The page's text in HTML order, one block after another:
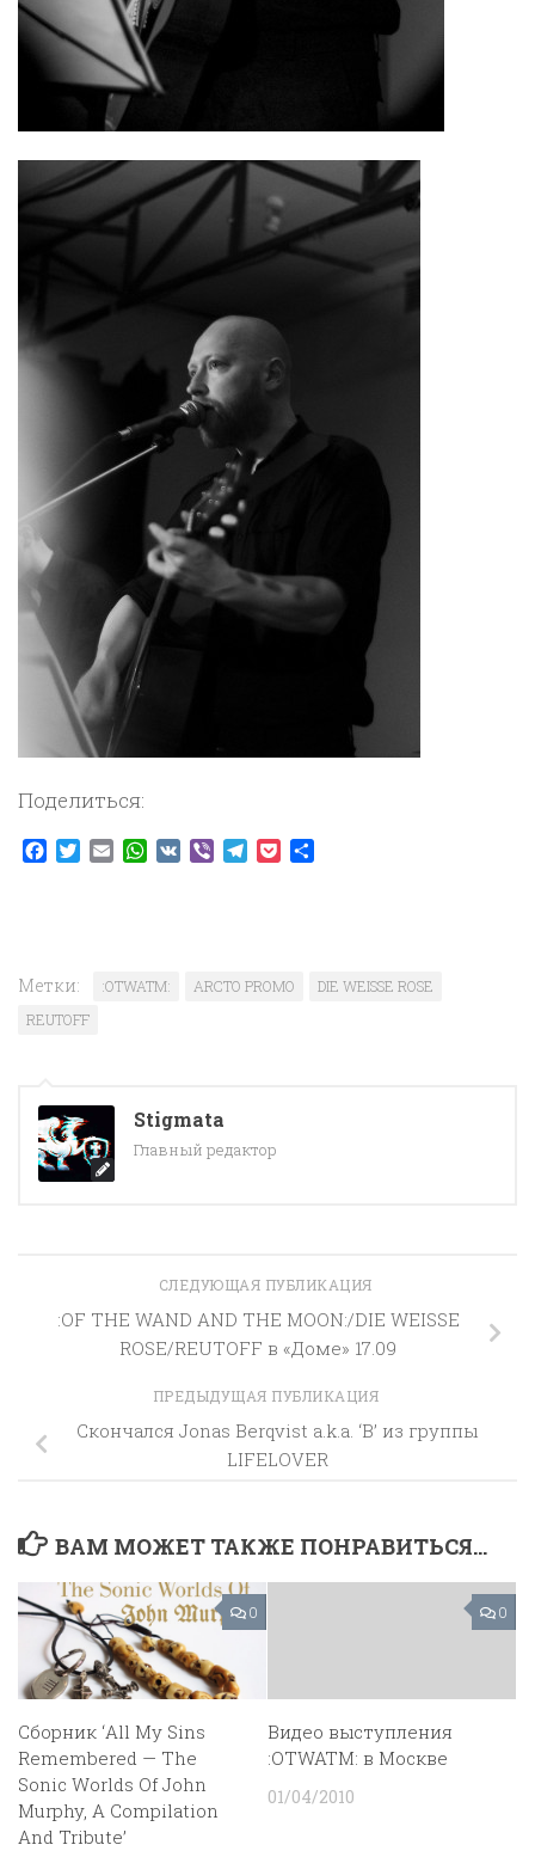
Поделиться:
Facebook
TwitterEmailWhatsApp
VK ViberTelegram
Pocket
Метки: :OTWATM: ARCTO PROMO
DIE WEISSE ROSE
REUTOFF
Stigmata
Главный редактор
СЛЕДУЮЩАЯ ПУБЛИКАЦИЯ
:OF THE WAND AND THE MOON:/DIE WEISSE
ROSE/REUTOFF в «Доме» 17.09
ПРЕДЫДУЩАЯ ПУБЛИКАЦИЯ
Скончался Jonas Berqvist a.k.a. ‘B’ из группы
LIFELOVER
ВАМ МОЖЕТ ТАКЖЕ ПОНРАВИТЬСЯ...
0
Сборник ‘All My Sins
Remembered — The
Sonic Worlds Of John
Murphy, A Compilation
And Tribute’
0
Видео выступления
:OTWATM: в Москве
01/04/2010